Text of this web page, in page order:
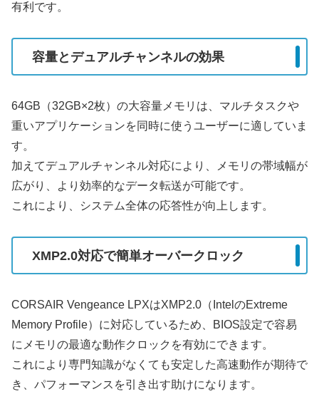
有利です。
容量とデュアルチャンネルの効果
64GB（32GB×2枚）の大容量メモリは、マルチタスクや
重いアプリケーションを同時に使うユーザーに適していま
す。
加えてデュアルチャンネル対応により、メモリの帯域幅が
広がり、より効率的なデータ転送が可能です。
これにより、システム全体の応答性が向上します。
XMP2.0対応で簡単オーバークロック
CORSAIR Vengeance LPXはXMP2.0（IntelのExtreme
Memory Profile）に対応しているため、BIOS設定で容易
にメモリの最適な動作クロックを有効にできます。
これにより専門知識がなくても安定した高速動作が期待で
き、パフォーマンスを引き出す助けになります。